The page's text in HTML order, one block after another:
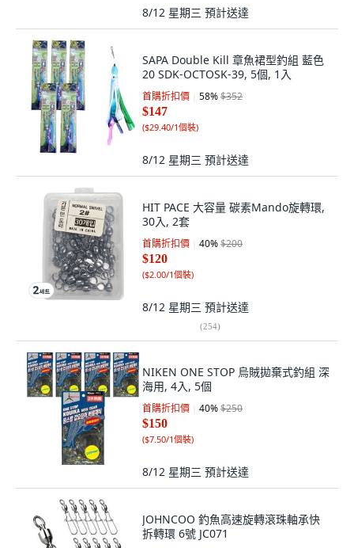
8/12 星期三 預計送達
SAPA Double Kill 章魚裙型釣組 藍色
20 SDK-OCTOSK-39, 5個, 1入
首購折扣價 58%$352
$147
($29.40/1個裝)
8/12 星期三 預計送達
HIT PACE 大容量 碳素Mando旋轉環,
30入, 2套
首購折扣價 40%$200
$120
($2.00/1個裝)
8/12 星期三 預計送達
(254)
NIKEN ONE STOP 烏賊拋棄式釣組 深
海用, 4入, 5個
首購折扣價 40%$250
$150
($7.50/1個裝)
8/12 星期三 預計送達
JOHNCOO 釣魚高速旋轉滾珠軸承快
拆轉環 6號 JC071